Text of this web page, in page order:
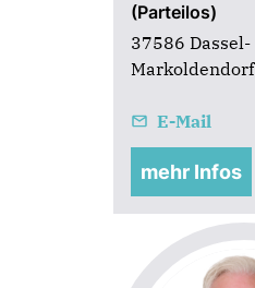
(Parteilos)
37586 Dassel-
Markoldendorf
E-Mail
mehr Infos